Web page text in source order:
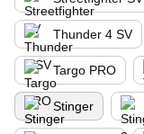
Thunder 4 SV
Targo PRO
Stinger